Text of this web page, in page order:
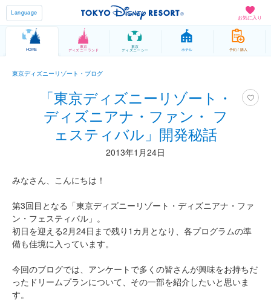
お気に入り
Language
HOME
東京
ディズニーランド
東京
ディズニーシー ホテル 予約 / 購入
東京ディズニーリゾート・ブログ
「東京ディズニーリゾート・
ディズニアナ・ファン・ フ
ェスティバル」開発秘話
2013年1月24日
みなさん、こんにちは！
第3回目となる「東京ディズニーリゾート・ディズニアナ・ファ
ン・フェスティバル」。
初日を迎える2月24日まで残り1カ月となり、各プログラムの準
備も佳境に入っています。
今回のブログでは、アンケートで多くの皆さんが興味をお持ちだ
ったドリームプランについて、その一部を紹介したいと思いま
す。